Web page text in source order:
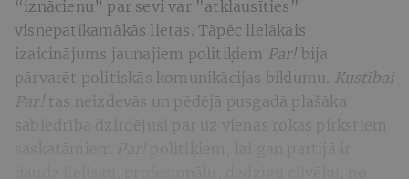
“iznācienu” par sevi var "atklausīties"
visnepatīkamākās lietas. Tāpēc lielākais
izaicinājums jaunajiem politiķiem Par!bija
pārvarēt politiskās komunikācijas biklumu.
Kustībai
Par!tas neizdevās un pēdējā pusgadā plašāka
sabiedrība dzirdējusi par uz vienas rokas pirkstiem